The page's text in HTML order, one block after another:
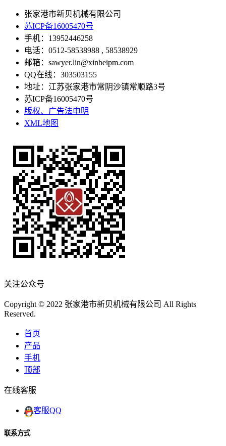
张家港市新贝机械有限公司
苏ICP备16005470号
手机：13952446258
电话：0512-58538988 , 58538929
邮箱：sawyer.lin@xinbeipm.com
QQ在线：303503155
地址：江苏张家港市常阴沙镇常顺路3号
苏ICP备16005470号
版权、广告法申明
XML地图
关注公众号
Copyright © 2022 张家港市新贝机械有限公司 All Rights
Reserved.
首页
产品
手机
顶部
在线客服
客服QQ
联系方式